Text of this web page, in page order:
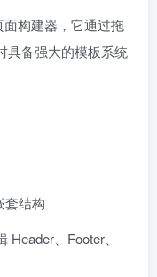
构建器，它通过拖
具备强大的模板系统
套结构
Header、Footer、